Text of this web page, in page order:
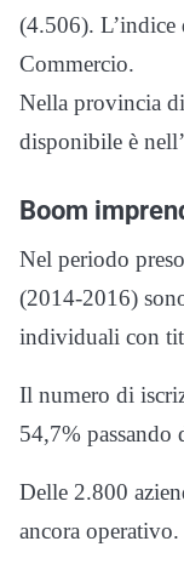
(4.506). L’indice
Commercio.
Nella provincia
disponibile è
Boom
Nel periodo
(2014-2016)
individuali con
Il numero di
54,7% passando
Delle 2.800
ancora operativo.